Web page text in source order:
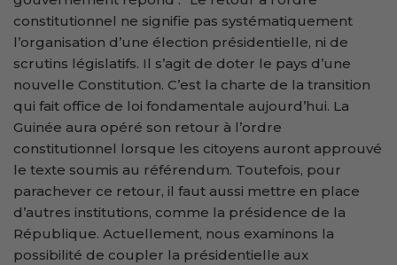
constitutionnel ne signifie pas systématiquement
l’organisation d’une élection présidentielle, ni de
scrutins législatifs. Il s’agit de doter le pays d’une
nouvelle Constitution. C’est la charte de la transition
qui fait office de loi fondamentale aujourd’hui. La
Guinée aura opéré son retour à l’ordre
constitutionnel lorsque les citoyens auront approuvé
le texte soumis au référendum. Toutefois, pour
parachever ce retour, il faut aussi mettre en place
d’autres institutions, comme la présidence de la
République. Actuellement, nous examinons la
possibilité de coupler la présidentielle aux